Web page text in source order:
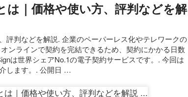
｜価格や使い方、評判などを解
評判などを解説. 企業のペーパーレス化やテレワークの
ンラインで契約を完結できるため、契約にかかる日数
は世界シェアNo.1の電子契約サービスです。. 今回は
します。. 公開日 …